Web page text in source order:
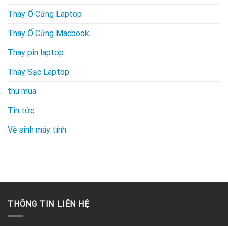
Thay Ổ Cứng Laptop
Thay Ổ Cứng Macbook
Thay pin laptop
Thay Sạc Laptop
thu mua
Tin tức
Vệ sinh máy tính
THÔNG TIN LIÊN HỆ